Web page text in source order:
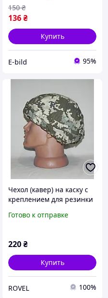
136₴
150 ₴
Купить
E-bild 95%
Чехол (кавер) на каску с
креплением для резинки
Пиксель зелений ВСУ
Готово к отправке
220₴
Купить
ROVEL 100%